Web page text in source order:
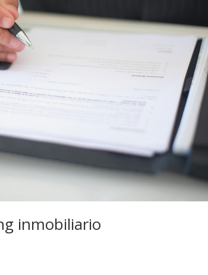
inmobiliario